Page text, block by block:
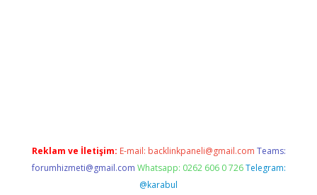
Reklam ve İletişim: E-mail: backlinkpaneli@gmail.com Teams:
forumhizmeti@gmail.com Whatsapp: 0262 606 0 726 Telegram:
@karabul